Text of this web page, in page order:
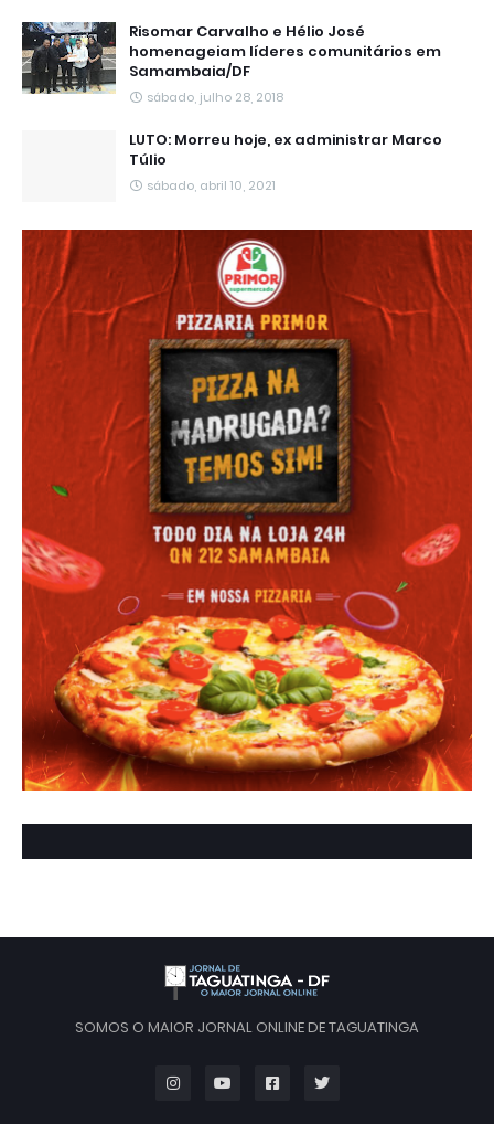
Risomar Carvalho e Hélio José
homenageiam líderes comunitários em
Samambaia/DF
sábado, julho 28, 2018
LUTO: Morreu hoje, ex administrar Marco
Túlio
sábado, abril 10, 2021
SOMOS O MAIOR JORNAL ONLINE DE TAGUATINGA